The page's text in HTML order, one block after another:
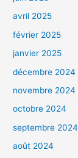
avril 2025
février 2025
janvier 2025
décembre 2024
novembre 2024
octobre 2024
septembre 2024
août 2024